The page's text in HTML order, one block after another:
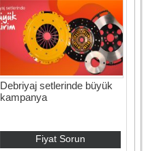
Debriyaj setlerinde büyük
kampanya
Fiyat Sorun